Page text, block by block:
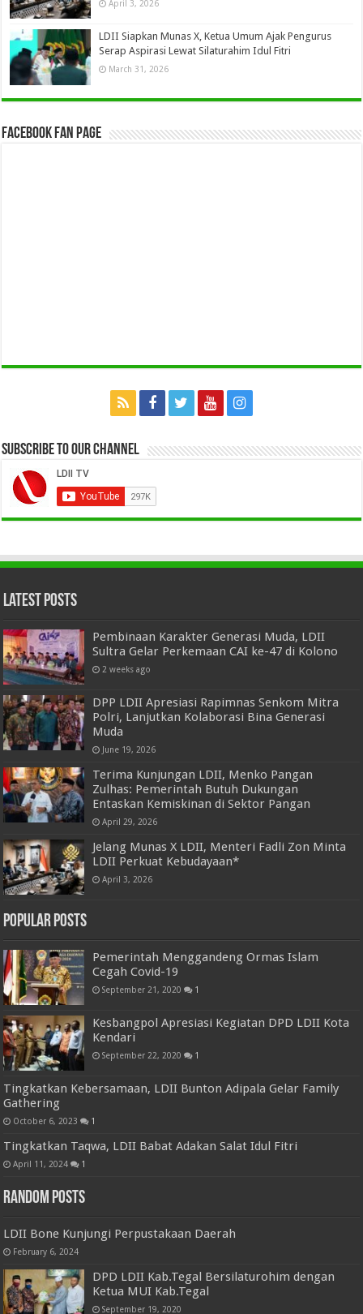
April 3, 2026
LDII Siapkan Munas X, Ketua Umum Ajak Pengurus
Serap Aspirasi Lewat Silaturahim Idul Fitri
March 31, 2026
Facebook Fan Page
Subscribe to our Channel
Latest Posts
Pembinaan Karakter Generasi Muda, LDII
Sultra Gelar Perkemaan CAI ke-47 di Kolono
2 weeks ago
DPP LDII Apresiasi Rapimnas Senkom Mitra
Polri, Lanjutkan Kolaborasi Bina Generasi
Muda
June 19, 2026
Terima Kunjungan LDII, Menko Pangan
Zulhas: Pemerintah Butuh Dukungan
Entaskan Kemiskinan di Sektor Pangan
April 29, 2026
Jelang Munas X LDII, Menteri Fadli Zon Minta
LDII Perkuat Kebudayaan*
April 3, 2026
Popular Posts
Pemerintah Menggandeng Ormas Islam
Cegah Covid-19
September 21, 2020 1
Kesbangpol Apresiasi Kegiatan DPD LDII Kota
Kendari
September 22, 2020 1
Tingkatkan Kebersamaan, LDII Bunton Adipala Gelar Family
Gathering
October 6, 2023 1
Tingkatkan Taqwa, LDII Babat Adakan Salat Idul Fitri
April 11, 2024 1
Random Posts
LDII Bone Kunjungi Perpustakaan Daerah
February 6, 2024
DPD LDII Kab.Tegal Bersilaturohim dengan
Ketua MUI Kab.Tegal
September 19, 2020